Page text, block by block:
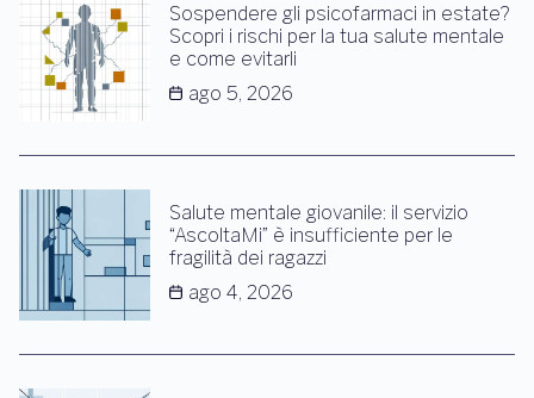
Sospendere gli psicofarmaci in estate?
Scopri i rischi per la tua salute mentale
e come evitarli
ago 5, 2026
Salute mentale giovanile: il servizio
“AscoltaMi” è insufficiente per le
fragilità dei ragazzi
ago 4, 2026